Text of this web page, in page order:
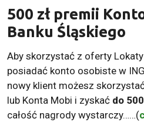
500 zł premii
Banku Śląskiego
Aby skorzystać z oferty
posiadać konto osobiste w
nowy klient możesz
lub Konta Mobi i zyskać do
całość nagrody wystarczy……(